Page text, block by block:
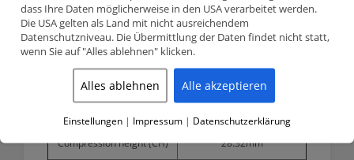
Wiseco compression ratio
(CR)
9.0:1
OEM compression ratio (CR) 10.2:1
Compression height (CH) 28.32mm
dass Ihre Daten möglicherweise in den USA verarbeitet werden.
Die USA gelten als Land mit nicht ausreichendem
Datenschutzniveau. Die Übermittlung der Daten findet nicht statt,
wenn Sie auf "Alles ablehnen" klicken.
Alles ablehnen Alle akzeptieren
Einstellungen | Impressum | Datenschutzerklärung